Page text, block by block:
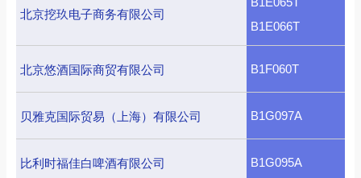
北京挖玖电子商务有限公司
B1E066T
北京悠酒国际商贸有限公司 B1F060T
贝雅克国际贸易（上海）有限公司 B1G097A
比利时福佳白啤酒有限公司 B1G095A